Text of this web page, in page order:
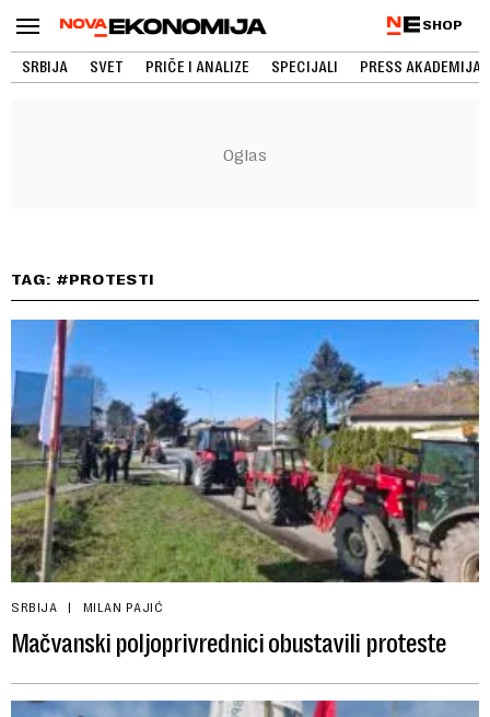
SHOP
SRBIJA SVET PRIČE I ANALIZE SPECIJALI PRESS AKADEMIJA
TAG: #PROTESTI
SRBIJA MILAN PAJIĆ
Mačvanski poljoprivrednici obustavili proteste